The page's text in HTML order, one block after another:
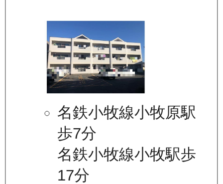
名鉄小牧線小牧原駅
歩7分
名鉄小牧線小牧駅歩
17分